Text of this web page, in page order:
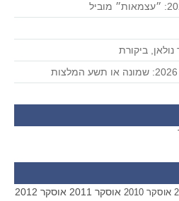
ביקורת
אוסקר 2010 אוסקר 2011 אוסקר 2012